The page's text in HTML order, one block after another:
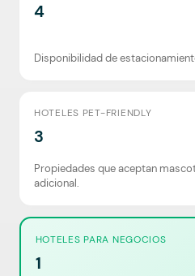
4
Disponibilidad de
HOTELES PET-FRIENDLY
3
Propiedades que aceptan
adicional.
HOTELES PARA NEGOCIOS
1